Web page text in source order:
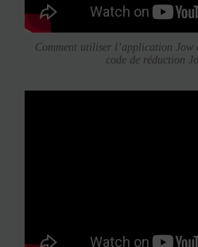
Comment utiliser l’application Jow
code de réduction